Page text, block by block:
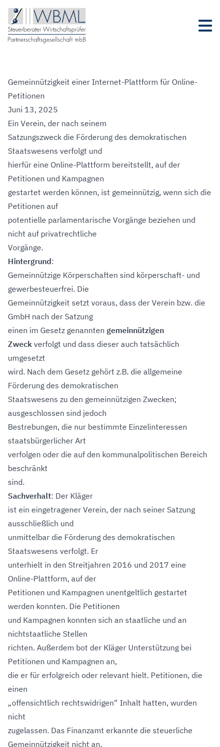
Gemeinnützigkeit einer Internet-Plattform für Online-
Petitionen
Juni 13, 2025
Ein Verein, der nach seinem
Satzungszweck die Förderung des demokratischen
Staatswesens verfolgt und
hierfür eine Online-Plattform bereitstellt, auf der
Petitionen und Kampagnen
gestartet werden können, ist gemeinnützig, wenn sich die
Petitionen auf
potentielle parlamentarische Vorgänge beziehen und
nicht auf privatrechtliche
Vorgänge.
Hintergrund:
Gemeinnützige Körperschaften sind körperschaft- und
gewerbesteuerfrei. Die
Gemeinnützigkeit setzt voraus, dass der Verein bzw. die
GmbH nach der Satzung
einen im Gesetz genannten gemeinnützigen
Zweck verfolgt und dass dieser auch tatsächlich
umgesetzt
wird. Nach dem Gesetz gehört z.B. die allgemeine
Förderung des demokratischen
Staatswesens zu den gemeinnützigen Zwecken;
ausgeschlossen sind jedoch
Bestrebungen, die nur bestimmte Einzelinteressen
staatsbürgerlicher Art
verfolgen oder die auf den kommunalpolitischen Bereich
beschränkt
sind.
Sachverhalt: Der Kläger
ist ein eingetragener Verein, der nach seiner Satzung
ausschließlich und
unmittelbar die Förderung des demokratischen
Staatswesens verfolgt. Er
unterhielt in den Streitjahren 2016 und 2017 eine
Online-Plattform, auf der
Petitionen und Kampagnen unentgeltlich gestartet
werden konnten. Die Petitionen
und Kampagnen konnten sich an staatliche und an
nichtstaatliche Stellen
richten. Außerdem bot der Kläger Unterstützung bei
Petitionen und Kampagnen an,
die er für erfolgreich oder relevant hielt. Petitionen, die
einen
„offensichtlich rechtswidrigen“ Inhalt hatten, wurden
nicht
zugelassen. Das Finanzamt erkannte die steuerliche
Gemeinnützigkeit nicht an,